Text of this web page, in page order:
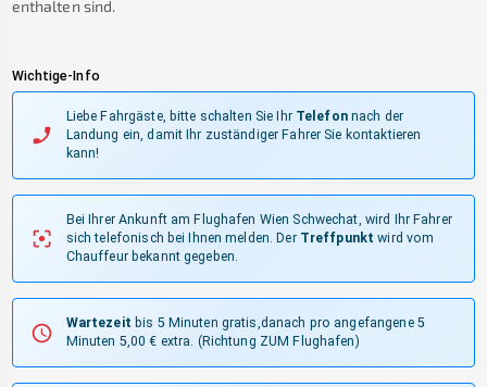
enthalten sind.
Wichtige-Info
Liebe Fahrgäste, bitte schalten Sie Ihr Telefonnach der
Landung ein, damit Ihr zuständiger Fahrer Sie kontaktieren
kann!
Bei Ihrer Ankunft am Flughafen Wien Schwechat, wird Ihr Fahrer
sich telefonisch bei Ihnen melden. Der Treffpunkt wird vom
Chauffeur bekannt gegeben.
Wartezeit bis 5 Minuten gratis,danach pro angefangene 5
Minuten 5,00 € extra. (Richtung ZUM Flughafen)